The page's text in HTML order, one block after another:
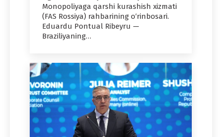
Monopoliyaga qarshi kurashish xizmati
(FAS Rossiya) rahbarining o‘rinbosari.
Eduardu Pontual Ribeyru —
Braziliyaning…